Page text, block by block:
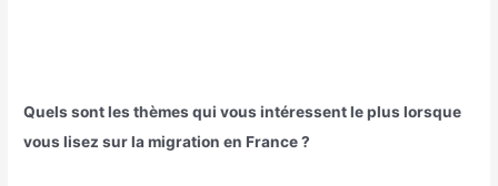
Quels sont les thèmes qui vous intéressent le plus lorsque
vous lisez sur la migration en France ?